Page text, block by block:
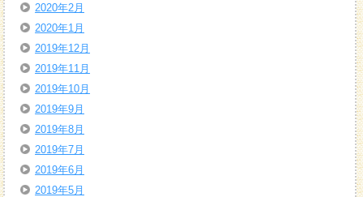
2020年2月
2020年1月
2019年12月
2019年11月
2019年10月
2019年9月
2019年8月
2019年7月
2019年6月
2019年5月